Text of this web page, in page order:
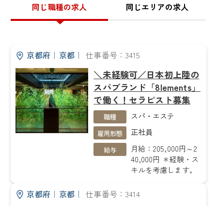
同じ職種の求人 同じエリアの求人
京都府｜ 京都 ｜ 仕事番号：3415
＼未経験可／日本初上陸の
スパブランド「8lements」
で働く！セラピスト募集
職種 スパ・エステ
雇用形態 正社員
給与
月給：205,000円～2
40,000円 ＊経験・ス
キルを考慮します。
京都府｜ 京都 ｜ 仕事番号：3414